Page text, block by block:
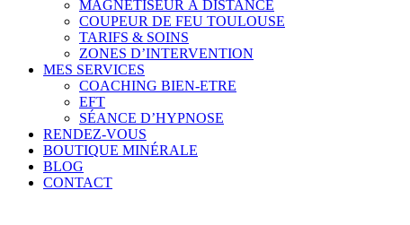
MAGNÉTISEUR À DISTANCE
COUPEUR DE FEU TOULOUSE
TARIFS & SOINS
ZONES D’INTERVENTION
MES SERVICES
COACHING BIEN-ETRE
EFT
SÉANCE D’HYPNOSE
RENDEZ-VOUS
BOUTIQUE MINÉRALE
BLOG
CONTACT